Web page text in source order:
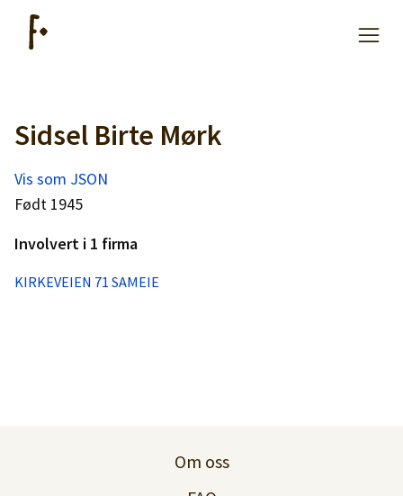
Artikler
Hjelp
Kjøpe lister
Sidsel Birte Mørk
Vis som JSON
Født 1945
Involvert i 1 firma
KIRKEVEIEN 71 SAMEIE
Om oss